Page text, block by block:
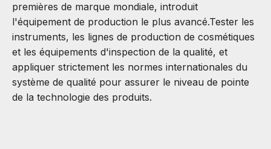
premières de marque mondiale, introduit
l'équipement de production le plus avancé.Tester les
instruments, les lignes de production de cosmétiques
et les équipements d'inspection de la qualité, et
appliquer strictement les normes internationales du
système de qualité pour assurer le niveau de pointe
de la technologie des produits.